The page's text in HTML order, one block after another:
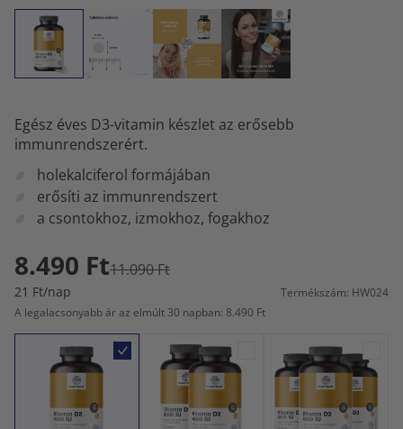
Egész éves D3-vitamin készlet az erősebb
immunrendszerért.
holekalciferol formájában
erősíti az immunrendszert
a csontokhoz, izmokhoz, fogakhoz
8.490 Ft11.090 Ft
21 Ft/nap
Termékszám: HW024
A legalacsonyabb ár az elmúlt 30 napban: 8.490 Ft